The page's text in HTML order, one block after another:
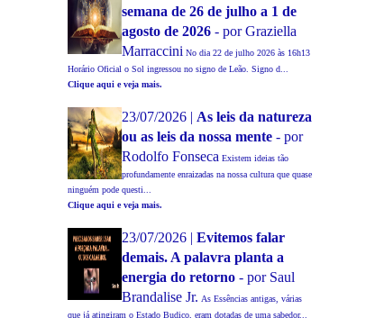
semana de 26 de julho a 1 de
agosto de 2026 - por Graziella
Marraccini No dia 22 de julho 2026 às 16h13
Horário Oficial o Sol ingressou no signo de Leão. Signo d...
Clique aqui e veja mais.
23/07/2026 | As leis da natureza
ou as leis da nossa mente - por
Rodolfo Fonseca Existem ideias tão
profundamente enraizadas na nossa cultura que quase
ninguém pode questi...
Clique aqui e veja mais.
23/07/2026 | Evitemos falar
demais. A palavra planta a
energia do retorno - por Saul
Brandalise Jr. As Essências antigas, várias
que já atingiram o Estado Budico, eram dotadas de uma sabedor...